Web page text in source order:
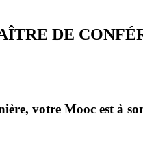
DE
votre Mooc est à